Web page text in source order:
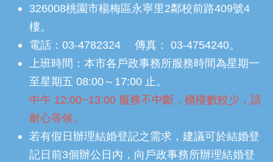
326008桃園市楊梅區永寧里2鄰校前路409號4
樓。
電話：03-4782324 傳真： 03-4754240。
上班時間：本市各戶政事務所服務時間為星期一
至星期五 08:00～17:00 止。
中午 12:00~13:00 服務不中斷，櫃檯數較少，請
耐心等候。
若有假日辦理結婚登記之需求，建議可於結婚登
記日前3個辦公日內，向戶政事務所辦理結婚登